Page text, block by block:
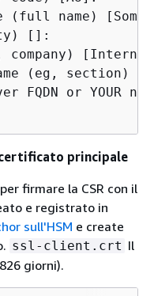
(full name)
[]:
company)
(eg, section)
FQDN or YOUR
certificato principale
firmare la CSR con il
e registrato in
sull'HSM e create
ssl-client.crt Il
giorni).